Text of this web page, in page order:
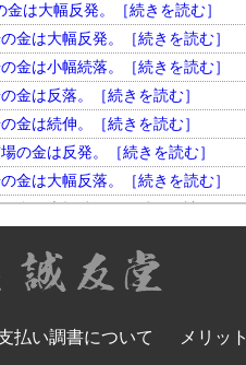
は大幅反発。［続きを読む］
金は大幅反発。［続きを読む］
金は小幅続落。［続きを読む］
金は反落。［続きを読む］
金は続伸。［続きを読む］
の金は反発。［続きを読む］
金は大幅反落。［続きを読む］
金は大幅続伸。［続きを読む］
金は小幅反落。［続きを読む］
金は大幅続落。［続きを読む］
金は大幅反発。［続きを読む］
払い調書について メリット